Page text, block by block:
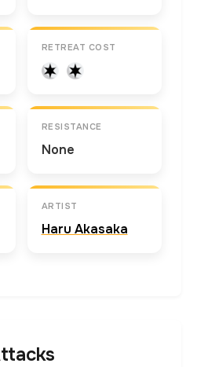
RETREAT COST
RESISTANCE
None
ARTIST
Haru Akasaka